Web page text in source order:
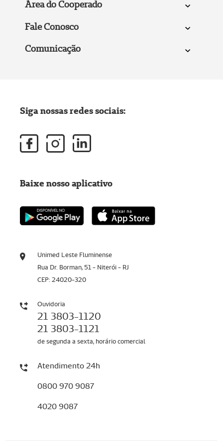
Área do Cooperado
Fale Conosco
Comunicação
Unimed Leste Fluminense
Rua Dr. Borman, 51 - Niterói - RJ
CEP: 24020-320
Ouvidoria
21 3803-1120
21 3803-1121
de segunda a sexta, horário comercial
Atendimento 24h
0800 970 9087
4020 9087
Siga nossas redes sociais:
Baixe nosso aplicativo